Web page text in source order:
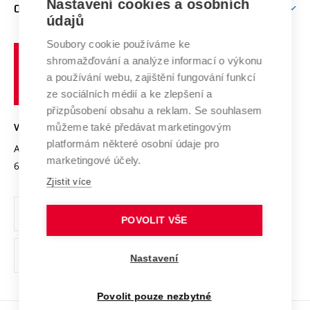
E-přihláška
Doktorské studium
Podpora podnikání
Mezinárodní vědecká rada
Systém zajišťování kvality výzkumu
Výzkumné infrastruktury
Transfer znalostí
Open Science
Projekty
Projekty ze strukturálních fondů
Specifický výzkum
Zahraniční spolupráce
Spolupráce se školami
Služby univerzity
Mezinárodní dohody
Univerzitní sítě
O UNIVERZITĚ
Profil univerzity
Udržitelná univerzita
Podnikavá univerzita / ContriBUTe
Bezpečná univerzita
Vyznamenání
Organizační struktura
Ochrana osobních údajů
odkaz)
učení
technické
VYSOKÉ UČENÍ TECHNICKÉ V BRNĚ
Antonínská 548/1
602 00 Brno
www.vut.cz
vut@vutbr.cz
Nastavení cookies a osobních
údajů
Soubory cookie používáme ke
shromažďování a analýze informací o výkonu
a používání webu, zajištění fungování funkcí
ze sociálních médií a ke zlepšení a
přizpůsobení obsahu a reklam. Se souhlasem
můžeme také předávat marketingovým
platformám některé osobní údaje pro
marketingové účely.
Zjistit více
POVOLIT VŠE
Nastavení
Povolit pouze nezbytné